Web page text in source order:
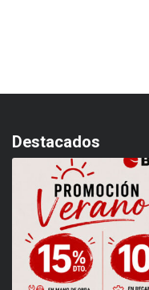
Destacados